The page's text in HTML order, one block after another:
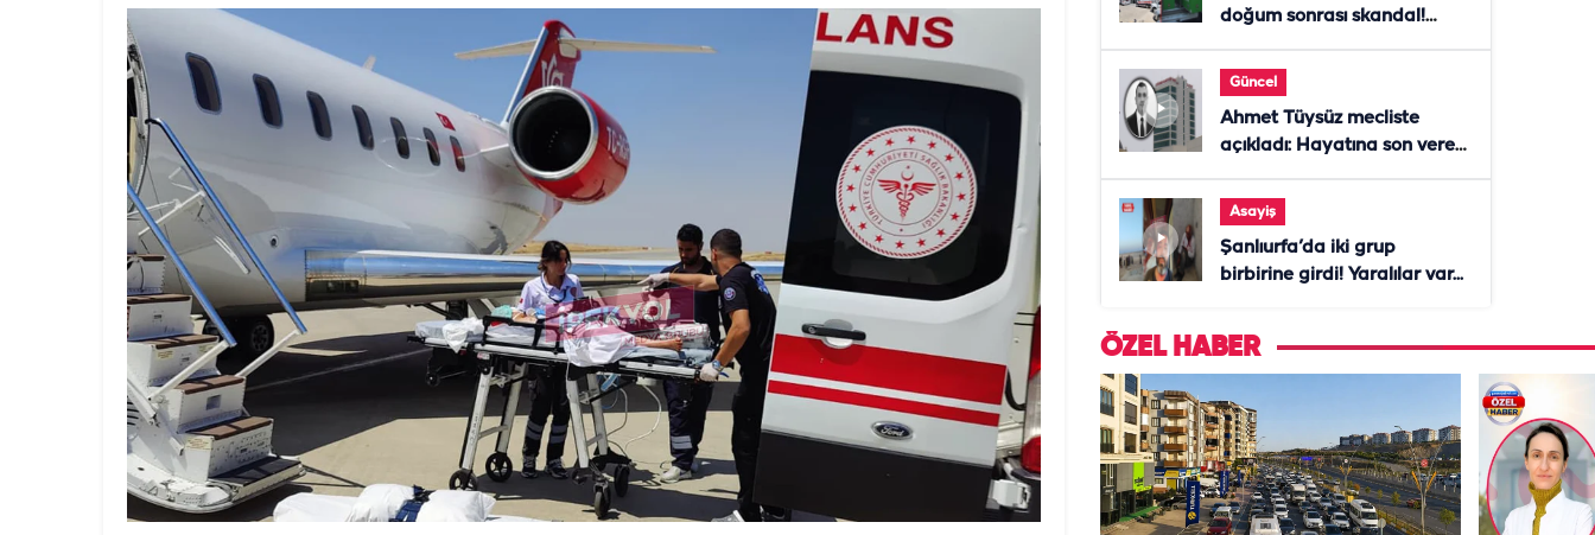
doğum sonrası skandal!
Güncel
Ahmet Tüysüz mecliste
açıkladı: Hayatına son veren
ölmezdim" notunu bıraktı
Asayiş
Şanlıurfa’da iki grup
birbirine girdi! Yaralılar var...
ÖZEL HABER